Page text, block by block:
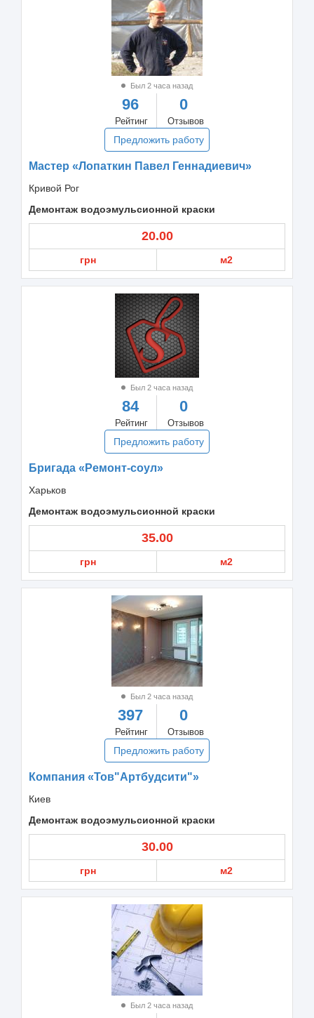
Был 2 часа назад
96
Рейтинг
0
Отзывов
Предложить работу
Мастер «Лопаткин Павел Геннадиевич»
Кривой Рог
Демонтаж водоэмульсионной краски
20.00
грн м2
Был 2 часа назад
84
Рейтинг
0
Отзывов
Предложить работу
Бригада «Ремонт-соул»
Харьков
Демонтаж водоэмульсионной краски
35.00
грн м2
Был 2 часа назад
397
Рейтинг
0
Отзывов
Предложить работу
Компания «Тов"Артбудсити"»
Киев
Демонтаж водоэмульсионной краски
30.00
грн м2
Был 2 часа назад